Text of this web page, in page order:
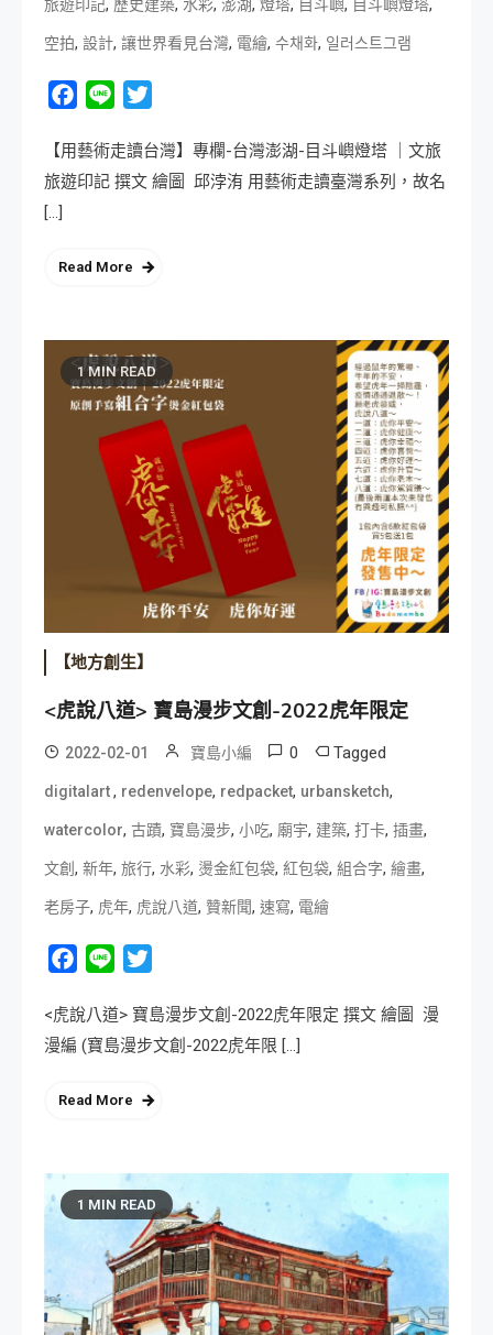
旅遊印記, 歷史建築, 水彩, 澎湖, 燈塔, 目斗嶼, 目斗嶼燈塔,
空拍, 設計, 讓世界看見台灣, 電繪, 수채화, 일러스트그램
Facebook
Line
【用藝術走讀台灣】專欄-台灣澎湖-目斗嶼燈塔 ｜文旅
旅遊印記 撰文 繪圖 邱浡洧 用藝術走讀臺灣系列，故名
[…]
Read More
1 MIN READ
【地方創生】
<虎說八道> 寶島漫步文創-2022虎年限定
2022-02-01 寶島小編 0 Tagged
digitalart, redenvelope, redpacket, urbansketch,
watercolor, 古蹟, 寶島漫步, 小吃, 廟宇, 建築, 打卡, 插畫,
文創 , 新年, 旅行, 水彩, 燙金紅包袋, 紅包袋, 組合字, 繪畫,
老房子, 虎年, 虎說八道, 贊新聞, 速寫, 電繪
Facebook
Line
<虎說八道> 寶島漫步文創-2022虎年限定 撰文 繪圖 漫
漫編 (寶島漫步文創-2022虎年限 […]
Read More
1 MIN READ